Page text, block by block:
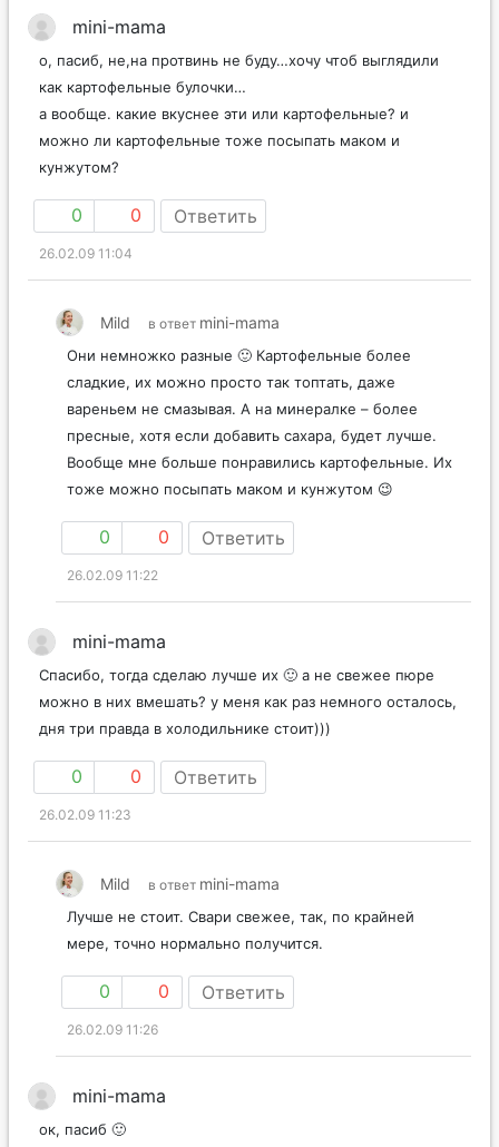
mini-mama
о, пасиб, не,на протвинь не буду…хочу чтоб выглядили
как картофельные булочки…
а вообще. какие вкуснее эти или картофельные? и
можно ли картофельные тоже посыпать маком и
кунжутом?
0 0 Ответить
26.02.09 11:04
Mild в ответ mini-mama
Они немножко разные 🙂 Картофельные более
сладкие, их можно просто так топтать, даже
вареньем не смазывая. А на минералке – более
пресные, хотя если добавить сахара, будет лучше.
Вообще мне больше понравились картофельные. Их
тоже можно посыпать маком и кунжутом 😉
0 0 Ответить
26.02.09 11:22
mini-mama
Спасибо, тогда сделаю лучше их 🙂 а не свежее пюре
можно в них вмешать? у меня как раз немного осталось,
дня три правда в холодильнике стоит)))
0 0 Ответить
26.02.09 11:23
Mild в ответ mini-mama
Лучше не стоит. Свари свежее, так, по крайней
мере, точно нормально получится.
0 0 Ответить
26.02.09 11:26
mini-mama
ок, пасиб 🙂